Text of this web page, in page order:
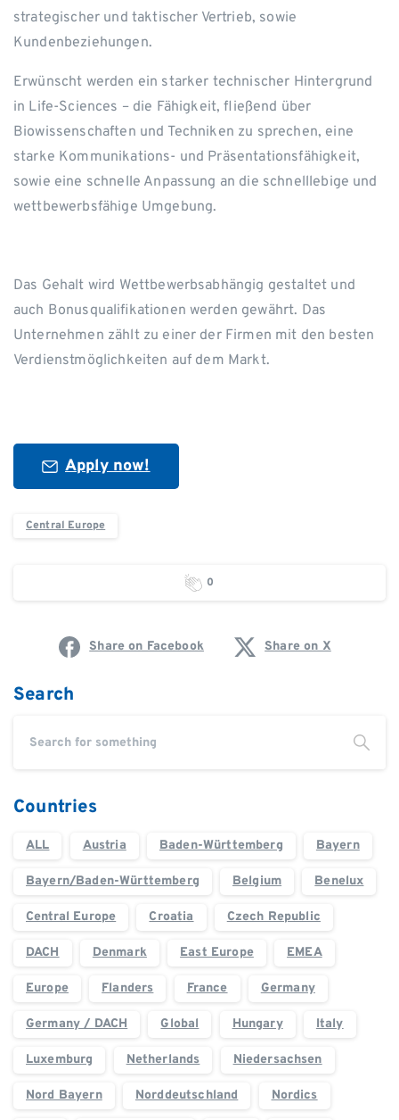
strategischer und taktischer Vertrieb, sowie
Kundenbeziehungen.
Erwünscht werden ein starker technischer Hintergrund
in Life-Sciences – die Fähigkeit, fließend über
Biowissenschaften und Techniken zu sprechen, eine
starke Kommunikations- und Präsentationsfähigkeit,
sowie eine schnelle Anpassung an die schnelllebige und
wettbewerbsfähige Umgebung.
Das Gehalt wird Wettbewerbsabhängig gestaltet und
auch Bonusqualifikationen werden gewährt. Das
Unternehmen zählt zu einer der Firmen mit den besten
Verdienstmöglichkeiten auf dem Markt.
Apply now!
Central Europe
0
Share on Facebook Share on X
Search
Countries
ALL Austria Baden-Württemberg Bayern
Bayern/Baden-Württemberg Belgium Benelux
Central Europe Croatia Czech Republic
DACH Denmark East Europe EMEA
Europe Flanders France Germany
Germany / DACH Global Hungary Italy
Luxemburg Netherlands Niedersachsen
Nord Bayern Norddeutschland Nordics